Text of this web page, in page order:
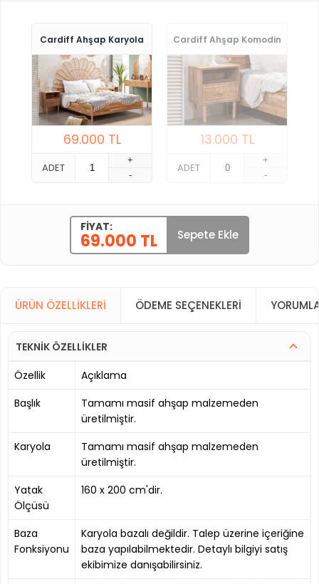
Cardiff Ahşap Karyola
69.000 TL
ADET
+
-
Cardiff Ahşap Komodin
13.000 TL
ADET
+
-
FIYAT:
69.000 TL Sepete Ekle
ÜRÜN ÖZELLIKLERI ÖDEME SEÇENEKLERI
TEKNİK ÖZELLİKLER
Özellik
Açıklama
Başlık
Tamamı masif ahşap malzemeden
üretilmiştir.
Karyola
Tamamı masif ahşap malzemeden
üretilmiştir.
Yatak
Ölçüsü
160 x 200 cm'dir.
Baza
Fonksiyonu
Karyola bazalı değildir. Talep üzerine içeriğine
baza yapılabilmektedir. Detaylı bilgiyi satış
ekibimize danışabilirsiniz.